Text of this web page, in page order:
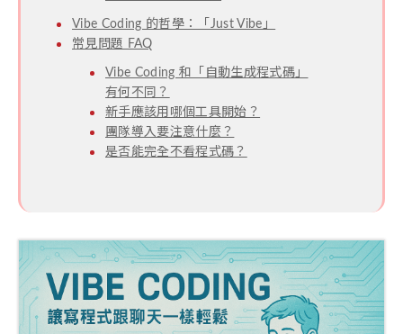
Vibe Coding 的哲學：「Just Vibe」
常見問題 FAQ
Vibe Coding 和「自動生成程式碼」
有何不同？
新手應該用哪個工具開始？
團隊導入要注意什麼？
是否能完全不看程式碼？